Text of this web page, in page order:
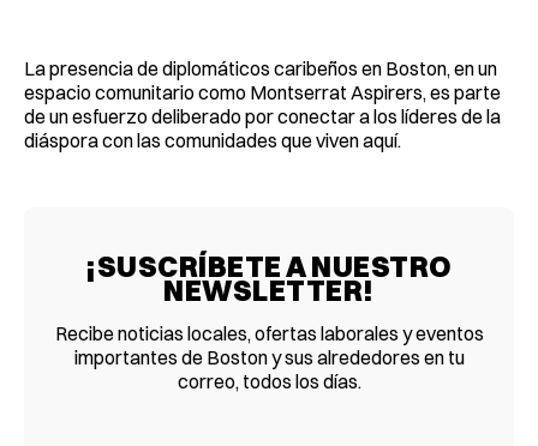
La presencia de diplomáticos caribeños en Boston, en un
espacio comunitario como Montserrat Aspirers, es parte
de un esfuerzo deliberado por conectar a los líderes de la
diáspora con las comunidades que viven aquí.
¡SUSCRÍBETE A NUESTRO
NEWSLETTER!
Recibe noticias locales, ofertas laborales y eventos
importantes de Boston y sus alrededores en tu
correo, todos los días.